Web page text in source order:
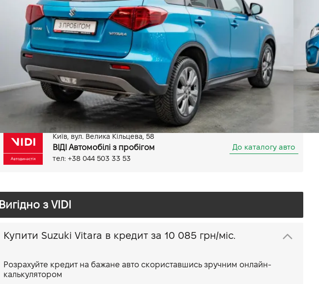
ОТРИМАТИ КОНСУЛЬТАЦІЮ ОБМІНЯТИ СВОЄ АВТО
110 тис.км Бензин, 1.0 л Автомат Передній
Антиблокувальна система (ABS)
Бортовий комп'ютер
Вибір режиму руху
Електропривід дзеркал
Круїз контроль
Мультифункціональне кермо
Bluetooth
Київ, вул. Велика Кільцева, 58
ВІДІ Автомобілі з пробігом
тел: +38 044 503 33 53
До каталогу авто
Вигідно з VIDI
Купити Suzuki Vitara в кредит за 10 085 грн/міс.
Розрахуйте кредит на бажане авто скориставшись зручним онлайн-
калькулятором